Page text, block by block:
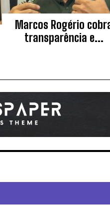
Marcos Rogério
transparência e...